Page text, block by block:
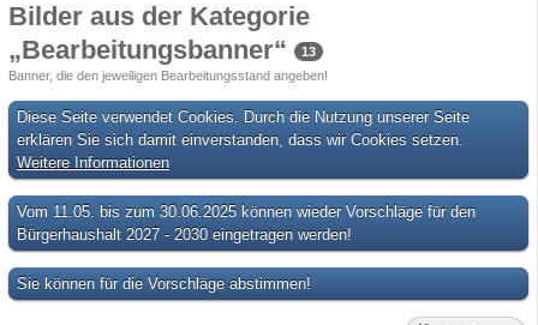
Bilder aus der Kategorie
„Bearbeitungsbanner“
13
Banner, die den jeweiligen Bearbeitungsstand angeben!
Diese Seite verwendet Cookies. Durch die Nutzung unserer Seite
erklären Sie sich damit einverstanden, dass wir Cookies setzen.
Weitere Informationen
Vom 11.05. bis zum 30.06.2025 können wieder Vorschläge für den
Bürgerhaushalt 2027 - 2030 eingetragen werden!
Sie können für die Vorschläge abstimmen!